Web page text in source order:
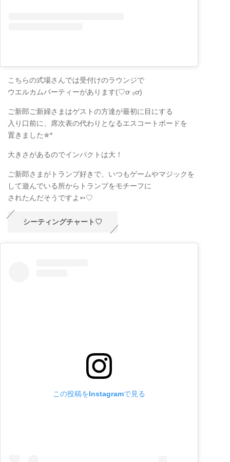
こちらの式場さんでは受付けのラウンジで
ウエルカムパーティーがあります(♡ơ ₃ơ)
ご新郎ご新婦さまはゲストの方達が最初に目にする
入り口前に、席次表の代わりとなるエスコートボードを
置きました✯*
大きさがあるのでインパクトは大！
ご新郎さまがトランプ好きで、いつもゲームやマジックを
して遊んでいる所からトランプをモチーフに
されたんだそうですよ➳♡
シーティングチャート♡
この投稿をInstagramで見る